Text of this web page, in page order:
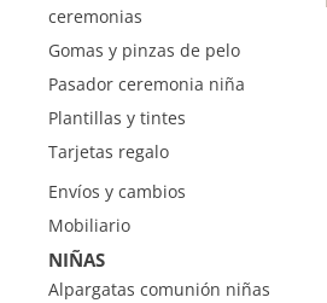
ceremonias
Gomas y pinzas de pelo
Pasador ceremonia niña
Plantillas y tintes
Tarjetas regalo
Envíos y cambios
Mobiliario
NIÑAS
Alpargatas comunión niñas